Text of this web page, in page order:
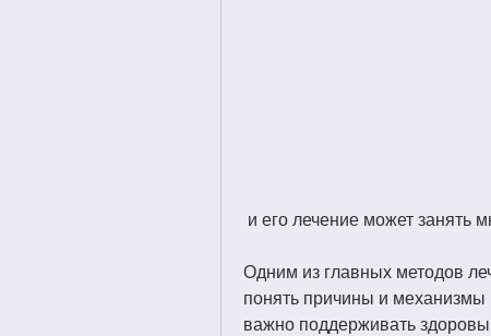
и его лечение может занять
Одним из главных методов
понять причины и механизмы
важно поддерживать